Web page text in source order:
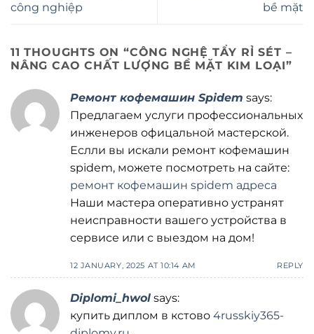
công nghiệp
bề mặt
11 THOUGHTS ON “CÔNG NGHỆ TẨY RỈ SÉT –
NÂNG CAO CHẤT LƯỢNG BỀ MẶT KIM LOẠI”
Ремонт кофемашин Spidem says:
Предлагаем услуги профессиональных
инженеров офицальной мастерской.
Еслли вы искали ремонт кофемашин
spidem, можете посмотреть на сайте:
ремонт кофемашин spidem адреса
Наши мастера оперативно устранят
неисправности вашего устройства в
сервисе или с выездом на дом!
12 JANUARY, 2025 AT 10:14 AM REPLY
Diplomi_hwol says:
купить диплом в кстово 4russkiy365-